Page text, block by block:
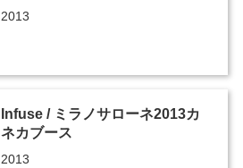
2013
Infuse / ミラノサローネ2013カ
ネカブース
2013